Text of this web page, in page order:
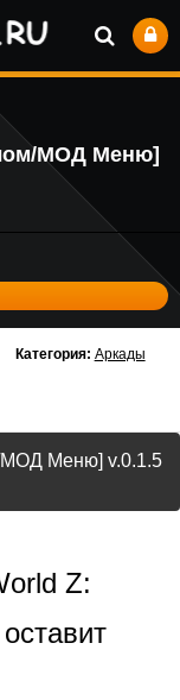
МОД Меню]
Категория: Аркады
МОД Меню] v.0.1.5
Z: